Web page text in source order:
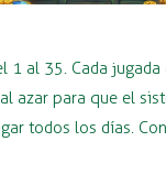
1 al 35. Cada
azar para que el
todos los días.